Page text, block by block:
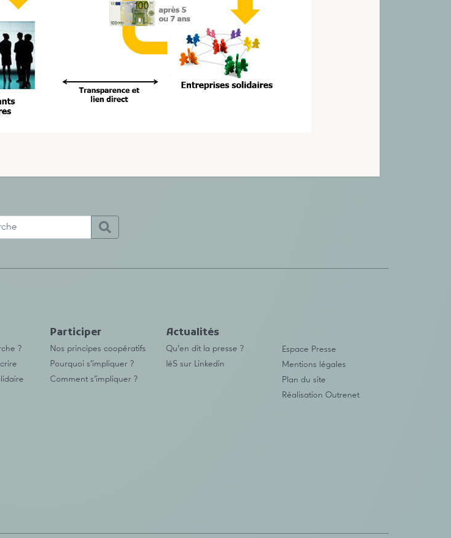
?
Participer
Nos principes coopératifs
Pourquoi s’impliquer ?
Comment s’impliquer ?
Actualités
Qu’en dit la presse ?
IéS sur Linkedin
Espace Presse
Mentions légales
Plan du site
Réalisation Outrenet